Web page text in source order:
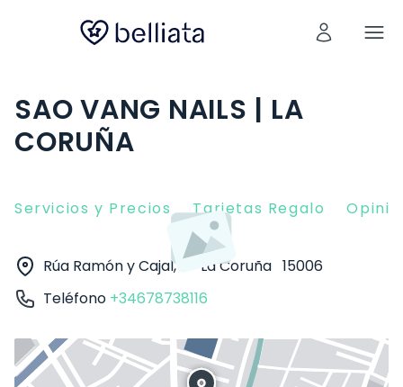
SAO VANG NAILS | LA
CORUÑA
Servicios y Precios Tarjetas Regalo
Rúa Ramón y Cajal, 4 La Coruña 15006
Teléfono +34678738116